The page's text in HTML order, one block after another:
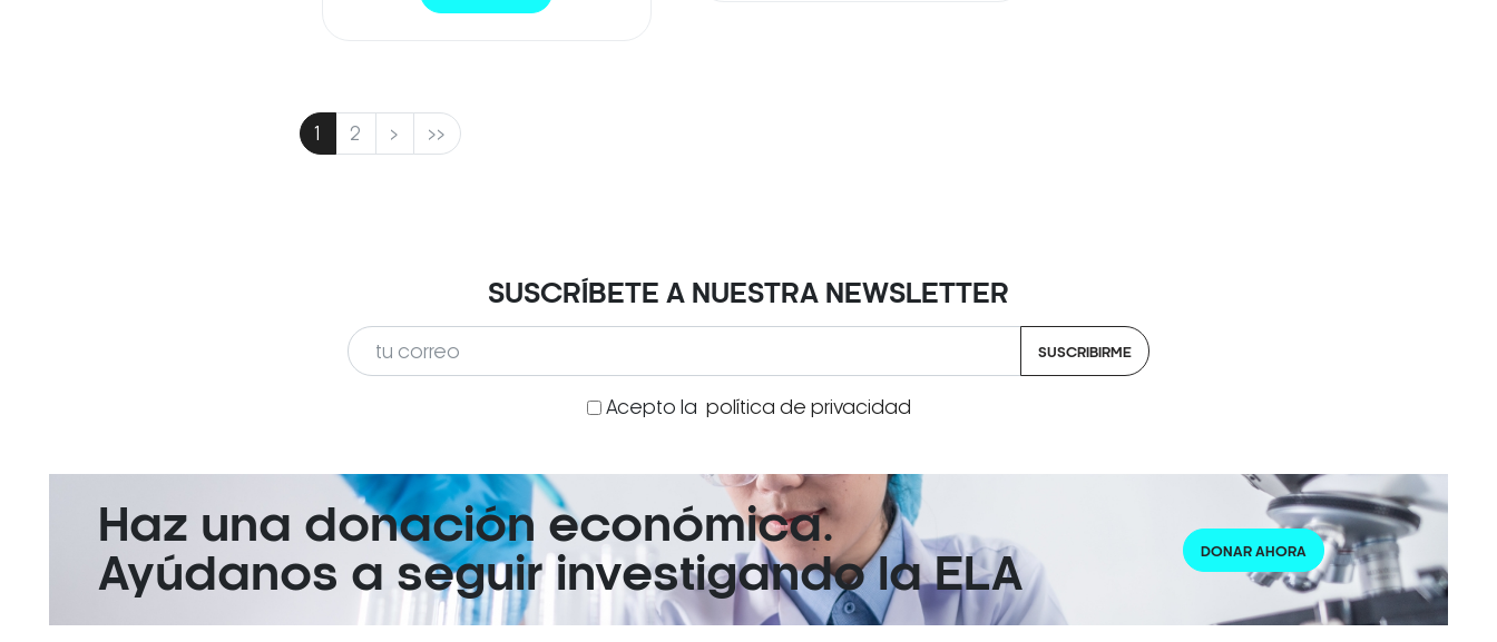
1 2 > >>
SUSCRÍBETE A NUESTRA NEWSLETTER
SUSCRIBIRME
Acepto la política de privacidad
Haz una donación económica.
Ayúdanos a seguir investigando la ELA
DONAR AHORA